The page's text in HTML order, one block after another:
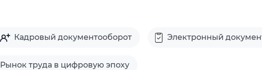
ЭДО с самозанятыми
Кадровый документооборот Электронный
Рынок труда в цифровую эпоху